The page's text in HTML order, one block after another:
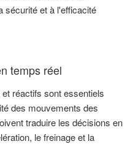
sécurité et à l'efficacité
temps réel
réactifs sont essentiels
des mouvements des
traduire les décisions en
le freinage et la